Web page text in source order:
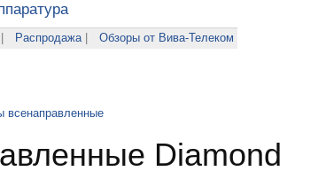
Распродажа| Обзоры от Вива-Телеком
всенаправленные
Diamond